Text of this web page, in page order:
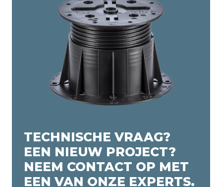
TECHNISCHE VRAAG?
EEN NIEUW PROJECT?
NEEM CONTACT OP MET
EEN VAN ONZE EXPERTS.